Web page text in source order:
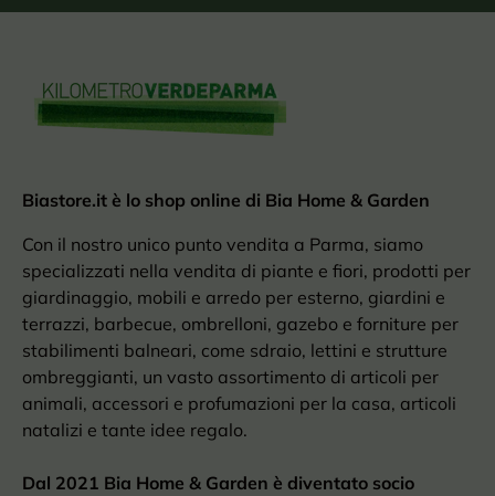
Biastore.it è lo shop online di Bia Home & Garden
Con il nostro unico punto vendita a Parma, siamo
specializzati nella vendita di piante e fiori, prodotti per
giardinaggio, mobili e arredo per esterno, giardini e
terrazzi, barbecue, ombrelloni, gazebo e forniture per
stabilimenti balneari, come sdraio, lettini e strutture
ombreggianti, un vasto assortimento di articoli per
animali, accessori e profumazioni per la casa, articoli
natalizi e tante idee regalo.
Dal 2021 Bia Home & Garden è diventato socio